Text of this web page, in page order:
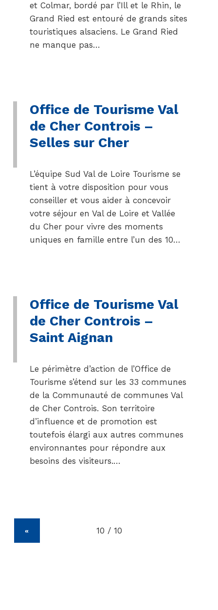
et Colmar, bordé par l’Ill et le Rhin, le
Grand Ried est entouré de grands sites
touristiques alsaciens. Le Grand Ried
ne manque pas…
Office de Tourisme Val
de Cher Controis –
Selles sur Cher
L’équipe Sud Val de Loire Tourisme se
tient à votre disposition pour vous
conseiller et vous aider à concevoir
votre séjour en Val de Loire et Vallée
du Cher pour vivre des moments
uniques en famille entre l’un des 10…
Office de Tourisme Val
de Cher Controis –
Saint Aignan
Le périmètre d’action de l’Office de
Tourisme s’étend sur les 33 communes
de la Communauté de communes Val
de Cher Controis. Son territoire
d’influence et de promotion est
toutefois élargi aux autres communes
environnantes pour répondre aux
besoins des visiteurs.…
«